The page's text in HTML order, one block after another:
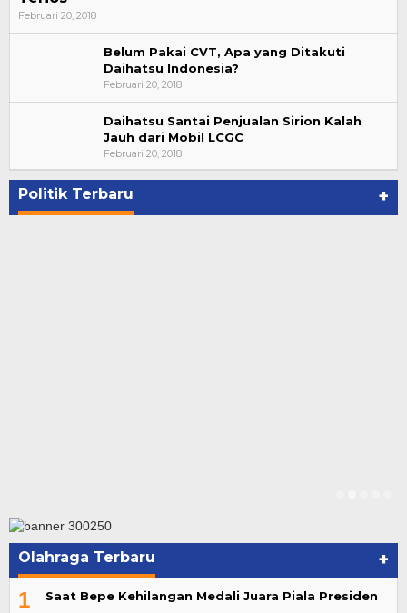
Februari 20, 2018
Belum Pakai CVT, Apa yang Ditakuti
Daihatsu Indonesia?
Februari 20, 2018
Daihatsu Santai Penjualan Sirion Kalah
Jauh dari Mobil LCGC
Februari 20, 2018
Politik Terbaru +
Bupati Ahmad Hijazi, Hadiri Paripurna Hasil
Penetapan Paslon Bupati dan Wabup Te…
Di NASIONAL, POLITIK, REJANG LEBONG
Olahraga Terbaru +
1 Saat Bepe Kehilangan Medali Juara Piala Presiden